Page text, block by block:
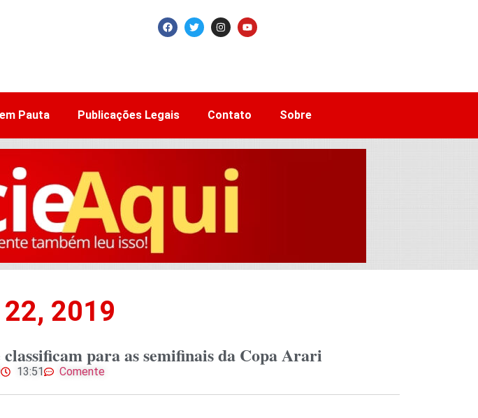
Pauta Publicações Legais Contato Sobre
2019
para as semifinais da Copa Arari
13:51 Comente